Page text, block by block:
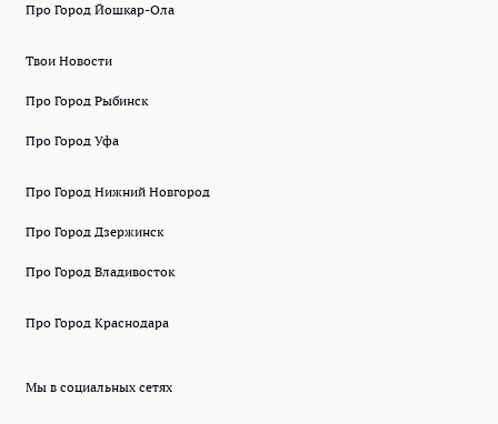
Про Город Йошкар-Ола
Твои Новости
Про Город Рыбинск
Про Город Уфа
Про Город Нижний Новгород
Про Город Дзержинск
Про Город Владивосток
Про Город Краснодара
Мы в социальных сетях